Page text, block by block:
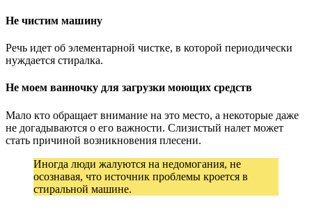
Не чистим машину
Речь идет об элементарной чистке, в которой периодически
нуждается стиралка.
Не моем ванночку для загрузки моющих средств
Мало кто обращает внимание на это место, а некоторые даже
не догадываются о его важности. Слизистый налет может
стать причиной возникновения плесени.
Иногда люди жалуются на недомогания, не
осознавая, что источник проблемы кроется в
стиральной машине.